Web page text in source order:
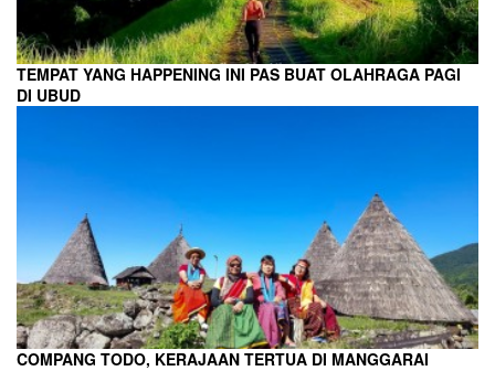
TEMPAT YANG HAPPENING INI PAS BUAT OLAHRAGA PAGI
DI UBUD
COMPANG TODO, KERAJAAN TERTUA DI MANGGARAI